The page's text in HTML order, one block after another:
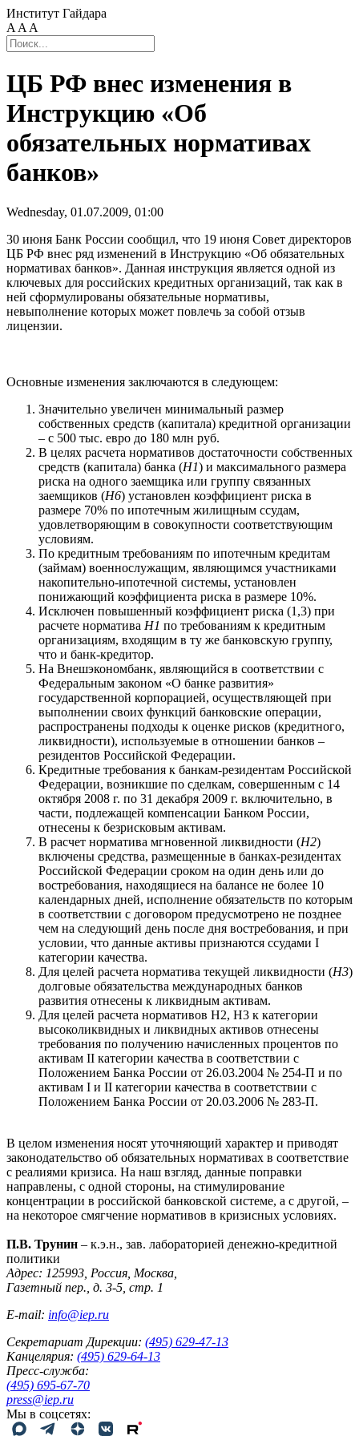
Институт Гайдара
A A A
ЦБ РФ внес изменения в
Инструкцию «Об
обязательных нормативах
банков»
Wednesday, 01.07.2009, 01:00
30 июня Банк России сообщил, что 19 июня Совет директоров
ЦБ РФ внес ряд изменений в Инструкцию «Об обязательных
нормативах банков». Данная инструкция является одной из
ключевых для российских кредитных организаций, так как в
ней сформулированы обязательные нормативы,
невыполнение которых может повлечь за собой отзыв
лицензии.
Основные изменения заключаются в следующем:
Значительно увеличен минимальный размер
собственных средств (капитала) кредитной организации
– с 500 тыс. евро до 180 млн руб.
В целях расчета нормативов достаточности собственных
средств (капитала) банка (Н1) и максимального размера
риска на одного заемщика или группу связанных
заемщиков (Н6) установлен коэффициент риска в
размере 70% по ипотечным жилищным ссудам,
удовлетворяющим в совокупности соответствующим
условиям.
По кредитным требованиям по ипотечным кредитам
(займам) военнослужащим, являющимся участниками
накопительно-ипотечной системы, установлен
понижающий коэффициента риска в размере 10%.
Исключен повышенный коэффициент риска (1,3) при
расчете норматива Н1 по требованиям к кредитным
организациям, входящим в ту же банковскую группу,
что и банк-кредитор.
На Внешэкономбанк, являющийся в соответствии с
Федеральным законом «О банке развития»
государственной корпорацией, осуществляющей при
выполнении своих функций банковские операции,
распространены подходы к оценке рисков (кредитного,
ликвидности), используемые в отношении банков –
резидентов Российской Федерации.
Кредитные требования к банкам-резидентам Российской
Федерации, возникшие по сделкам, совершенным с 14
октября 2008 г. по 31 декабря 2009 г. включительно, в
части, подлежащей компенсации Банком России,
отнесены к безрисковым активам.
В расчет норматива мгновенной ликвидности (Н2)
включены средства, размещенные в банках-резидентах
Российской Федерации сроком на один день или до
востребования, находящиеся на балансе не более 10
календарных дней, исполнение обязательств по которым
в соответствии с договором предусмотрено не позднее
чем на следующий день после дня востребования, и при
условии, что данные активы признаются ссудами I
категории качества.
Для целей расчета норматива текущей ликвидности (Н3)
долговые обязательства международных банков
развития отнесены к ликвидным активам.
Для целей расчета нормативов Н2, Н3 к категории
высоколиквидных и ликвидных активов отнесены
требования по получению начисленных процентов по
активам II категории качества в соответствии с
Положением Банка России от 26.03.2004 № 254-П и по
активам I и II категории качества в соответствии с
Положением Банка России от 20.03.2006 № 283-П.
В целом изменения носят уточняющий характер и приводят
законодательство об обязательных нормативах в соответствие
с реалиями кризиса. На наш взгляд, данные поправки
направлены, с одной стороны, на стимулирование
концентрации в российской банковской системе, а с другой, –
на некоторое смягчение нормативов в кризисных условиях.
П.В. Трунин – к.э.н., зав. лабораторией денежно-кредитной
политики
Адрес: 125993, Россия, Москва,
Газетный пер., д. 3-5, стр. 1
E-mail: info@iep.ru
Секретариат Дирекции: (495) 629-47-13
Канцелярия: (495) 629-64-13
Пресс-служба:
(495) 695-67-70
press@iep.ru
Мы в соцсетях: